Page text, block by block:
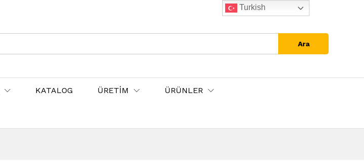
Ara
KATALOG ÜRETİM ÜRÜNLER
Turkish